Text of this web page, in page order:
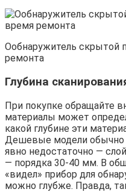
Ообнаружитель скрытой
ремонта
Глубина
При покупке обращайте
материалы может
какой глубине эти
Дешевые модели обычно
явно недостаточно —
— порядка 30-40 мм. В
«видел» прибор для
можно глубже. Правда,